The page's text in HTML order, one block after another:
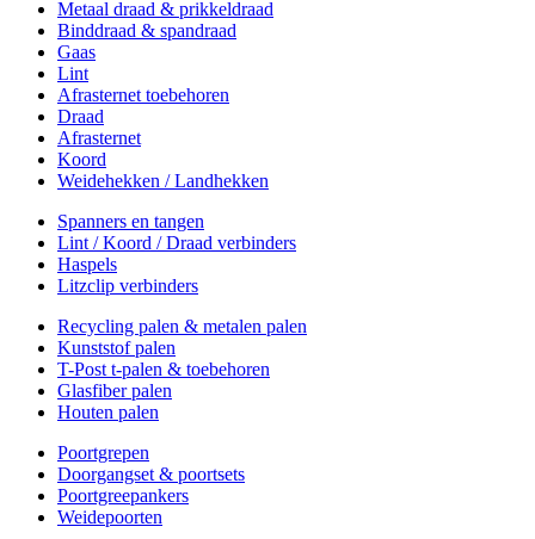
Metaal draad & prikkeldraad
Binddraad & spandraad
Gaas
Lint
Afrasternet toebehoren
Draad
Afrasternet
Koord
Weidehekken / Landhekken
Spanners en tangen
Lint / Koord / Draad verbinders
Haspels
Litzclip verbinders
Recycling palen & metalen palen
Kunststof palen
T-Post t-palen & toebehoren
Glasfiber palen
Houten palen
Poortgrepen
Doorgangset & poortsets
Poortgreepankers
Weidepoorten